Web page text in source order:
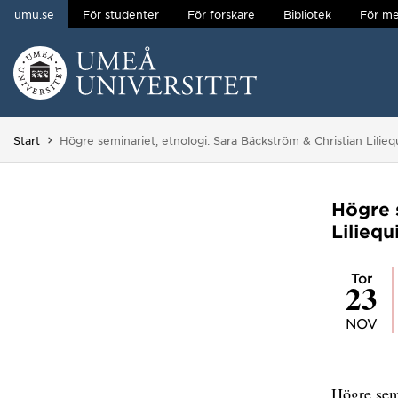
Hoppa direkt till innehållet
umu.se För studenter För forskare Bibliotek För
Huvudmenyn dold.
Start Du är här:
Högre seminariet, etnologi: Sara Bäckström & Christian
Högre
tor
23
NOV
Högre